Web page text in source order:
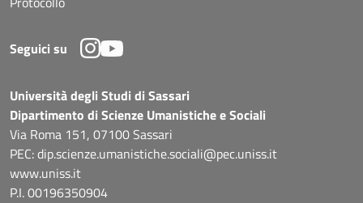
Università degli Studi di Sassari
Dipartimento di Scienze Umanistiche e Sociali
Via Roma 151, 07100 Sassari
PEC: dip.scienze.umanistiche.sociali@pec.uniss.it
www.uniss.it
P.I. 00196350904
Seguici su